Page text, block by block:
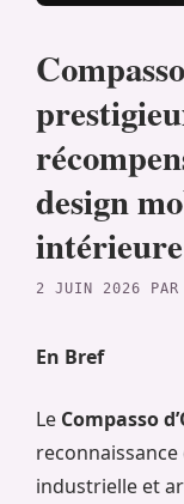
design
intérieure
2 JUIN 2026 PAR
En Bref
Le Compasso
reconnaissance
industrielle et